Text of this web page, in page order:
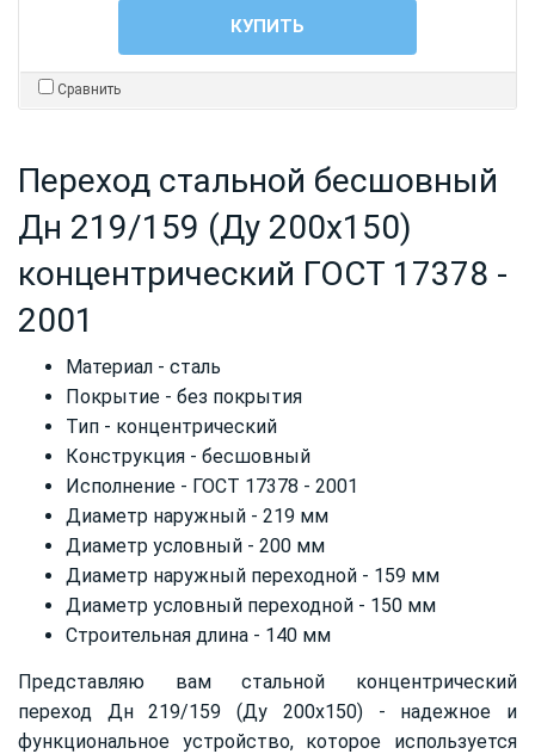
КУПИТЬ
Сравнить
Переход стальной бесшовный
Дн 219/159 (Ду 200х150)
концентрический ГОСТ 17378 -
2001
Материал - сталь
Покрытие - без покрытия
Тип - концентрический
Конструкция - бесшовный
Исполнение - ГОСТ 17378 - 2001
Диаметр наружный - 219 мм
Диаметр условный - 200 мм
Диаметр наружный переходной - 159 мм
Диаметр условный переходной - 150 мм
Строительная длина - 140 мм
Представляю вам стальной концентрический
переход Дн 219/159 (Ду 200х150) - надежное и
функциональное устройство, которое используется